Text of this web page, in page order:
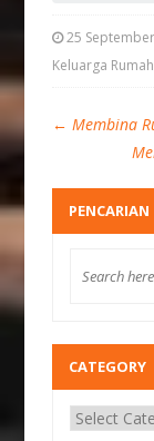
25
Keluarga
← Membina
PENCARIAN
CATEGORY